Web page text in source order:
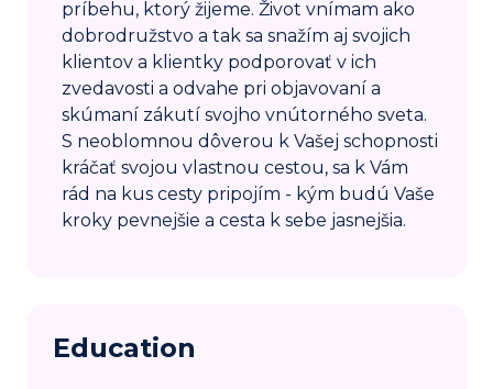
príbehu, ktorý žijeme. Život vnímam ako
dobrodružstvo a tak sa snažím aj svojich
klientov a klientky podporovať v ich
zvedavosti a odvahe pri objavovaní a
skúmaní zákutí svojho vnútorného sveta.
S neoblomnou dôverou k Vašej schopnosti
kráčať svojou vlastnou cestou, sa k Vám
rád na kus cesty pripojím - kým budú Vaše
kroky pevnejšie a cesta k sebe jasnejšia.
Education